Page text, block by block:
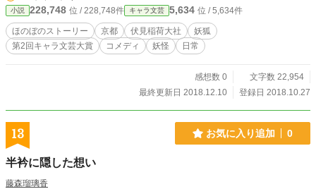
小説 228,748 位 / 228,748件 キャラ文芸 5,634 位 / 5,634件
ほのぼのストーリー 京都 伏見稲荷大社
妖狐
第2回キャラ文芸大賞
コメディ 妖怪 日常
感想数 0
文字数 22,954
最終更新日 2018.12.10
登録日 2018.10.27
13 お気に入り追加 0
半衿に隠した想い
藤森瑠璃香